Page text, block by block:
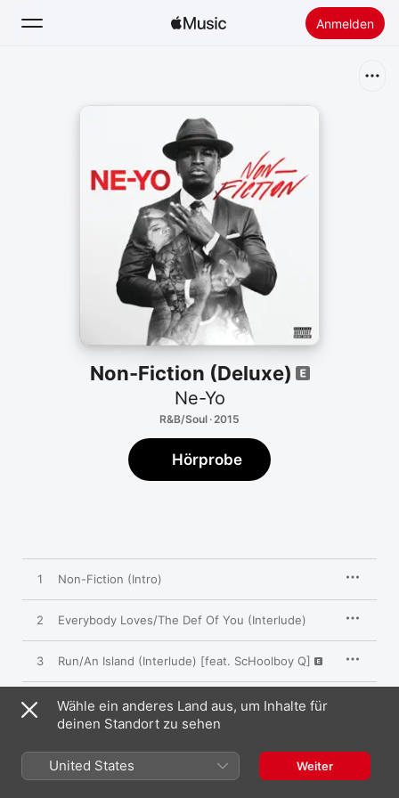
Anmelden
Apple Music installieren
Non-Fiction (Deluxe)
Ne-Yo
R&B/Soul · 2015
Hörprobe
1 Non-Fiction (Intro)
2 Everybody Loves/The Def Of You (Interlude)
3 Run/An Island (Interlude) [feat. ScHoolboy Q]
4 Integrity (feat. Charisse Mills)
Time Of Our Lives
Wähle ein anderes Land aus, um Inhalte für
deinen Standort zu sehen
United States Weiter